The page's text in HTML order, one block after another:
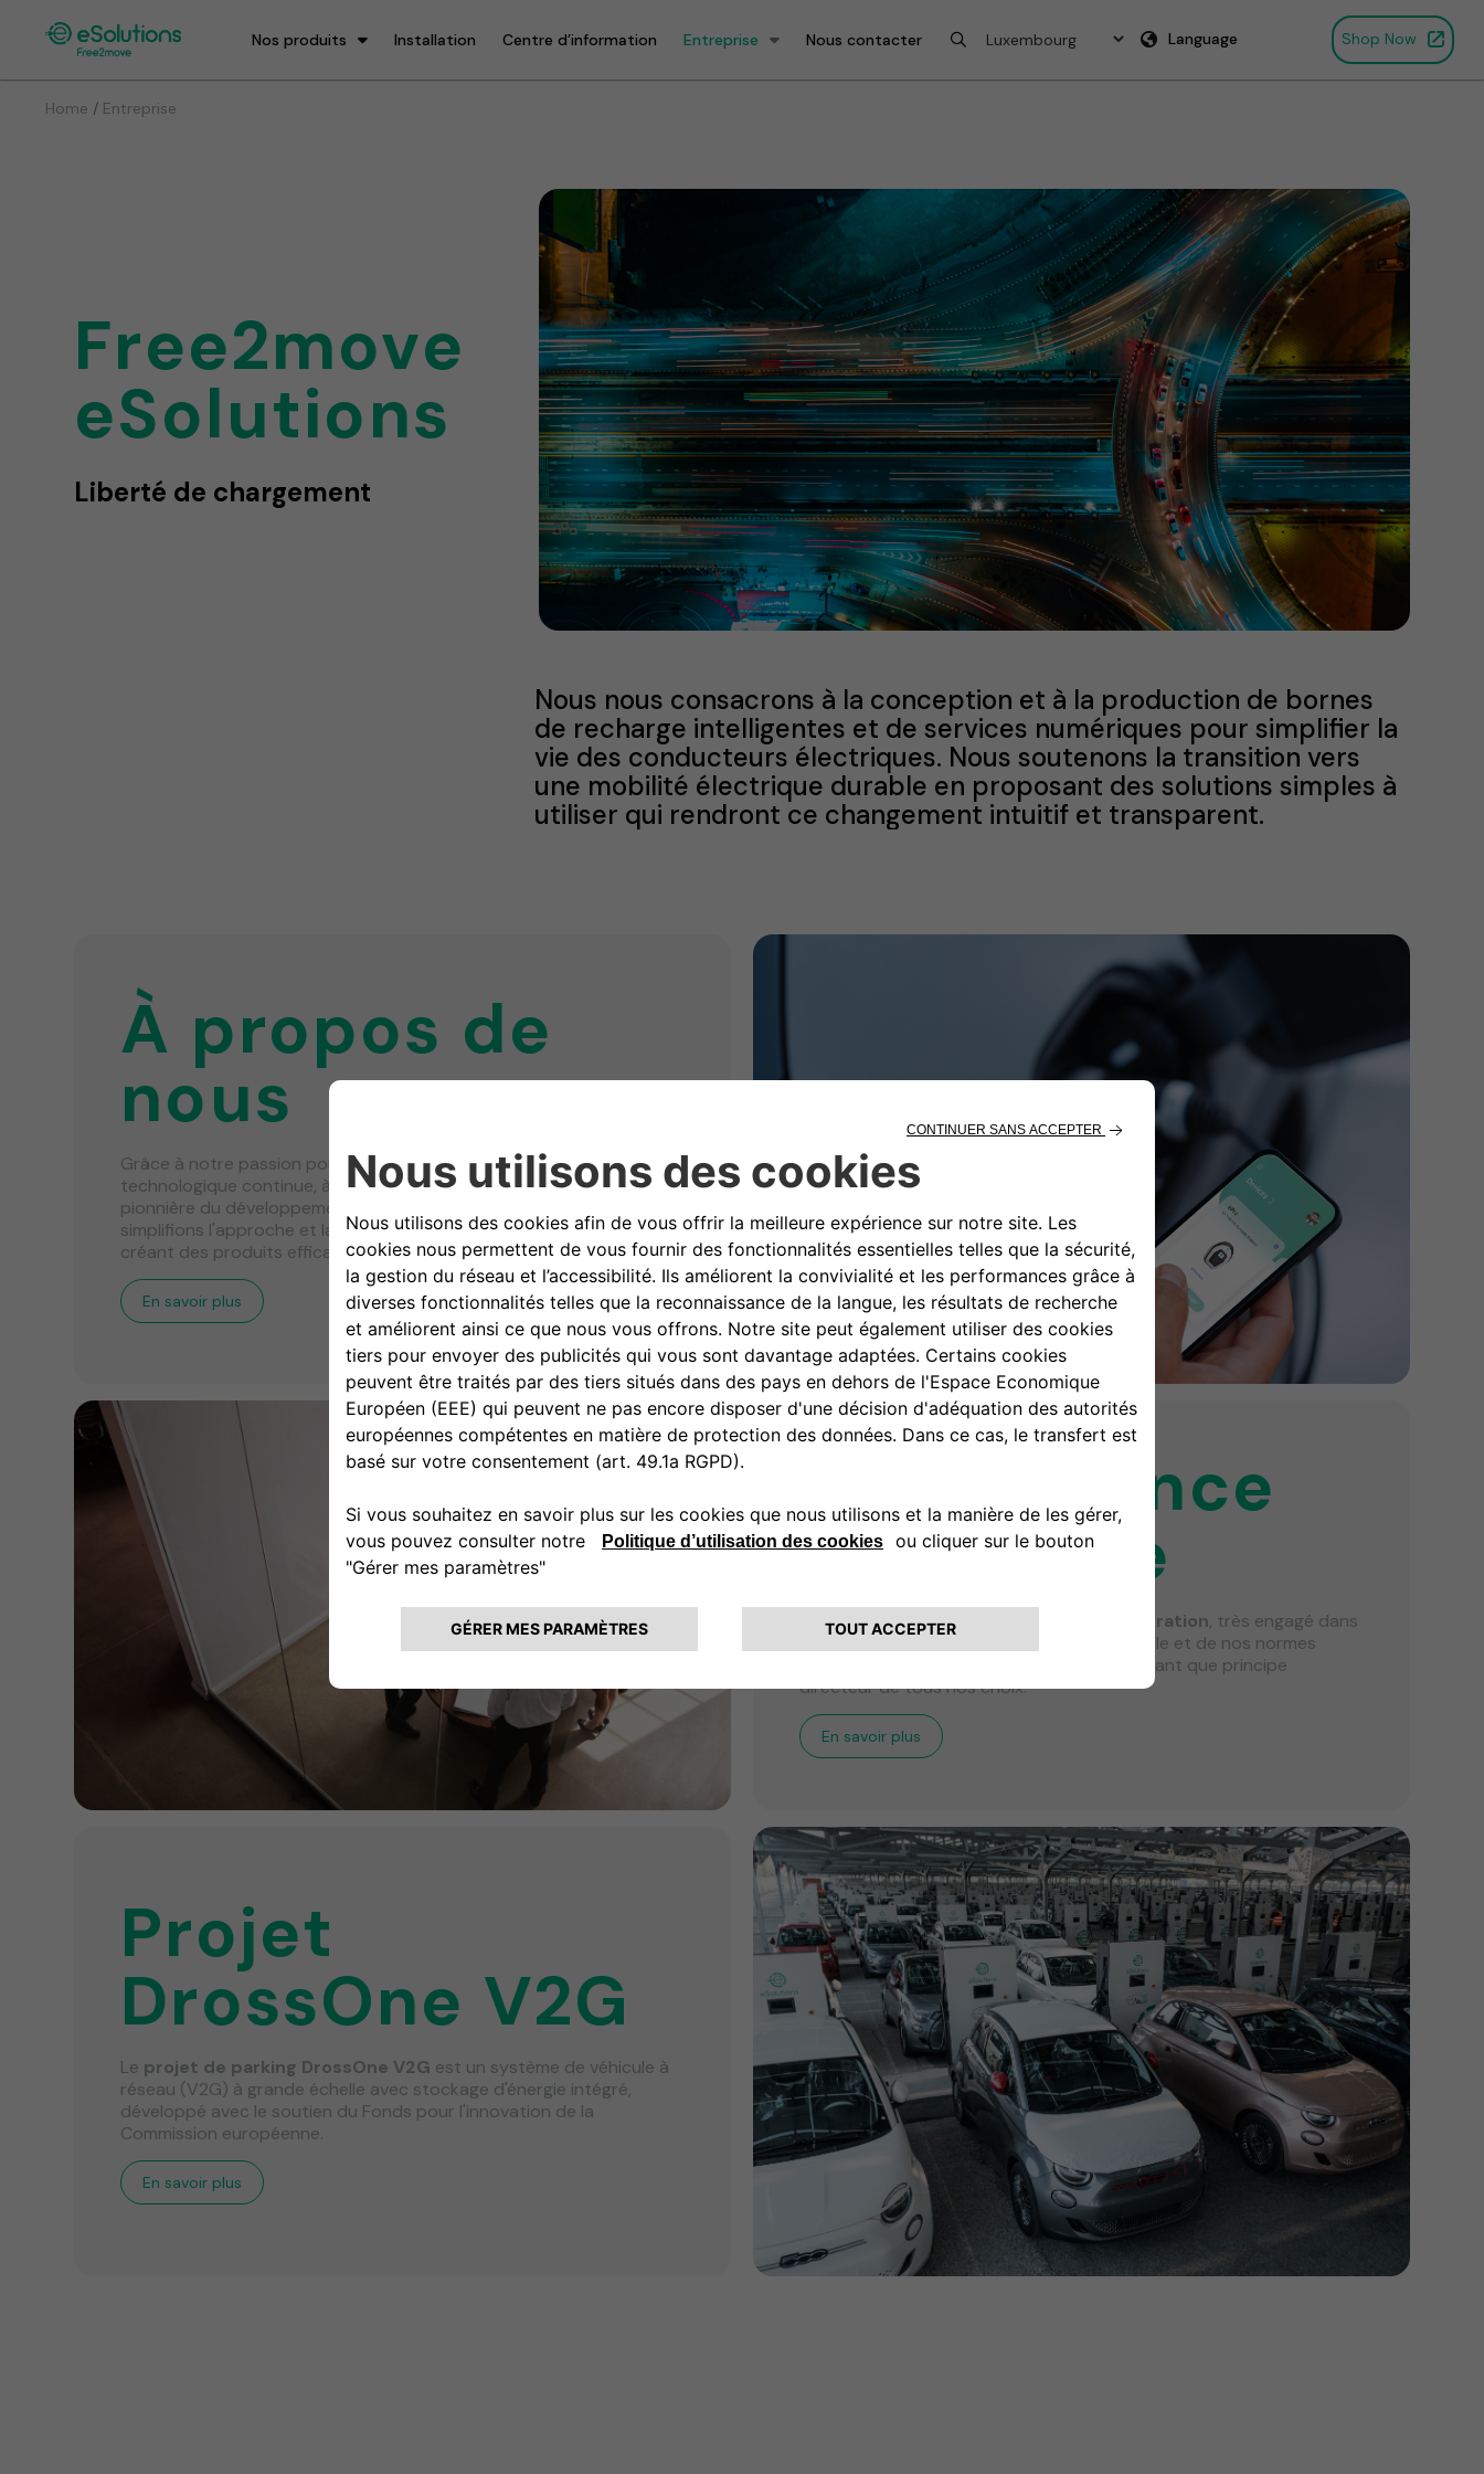
Nos produits Installation Centre d’information Entreprise Nous contacter Language Shop Now
Home / Entreprise
Free2move
eSolutions
Liberté de chargement
Nous nous consacrons à la conception et à la production de bornes
de recharge intelligentes et de services numériques pour simplifier la
vie des conducteurs électriques. Nous soutenons la transition vers
une mobilité électrique durable en proposant des solutions simples à
utiliser qui rendront ce changement intuitif et transparent.
À propos de
nous
Grâce à notre passion pour le changement et à notre innovation
technologique continue, à la numérisation et à notre approche
pionnière du développement, de la production et de l'offre, nous
simplifions l'approche et la transition vers la mobilité du futur en
créant des produits efficaces et simples à utiliser.
En savoir plus
Gouvernance
et éthique
En savoir plus sur notre conseil d'administration, très engagé dans
la supervision de notre stratégie commerciale et de nos normes
éthiques élevées, fondées sur l'intégrité en tant que principe
directeur de tous nos choix.
En savoir plus
Projet
DrossOne V2G
Le projet de parking DrossOne V2G est un système de véhicule à
réseau (V2G) à grande échelle avec stockage d'énergie intégré,
développé avec le soutien du Fonds pour l'innovation de la
Commission européenne.
En savoir plus